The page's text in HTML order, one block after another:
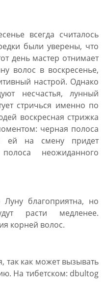
всегда считалось
были уверены, что
день мастер отнимает
волос в воскресенье,
настрой. Однако
несчастья, лунный
стричься именно по
воскресная стрижка
черная полоса
ей на смену придет
неожиданного
благоприятна, но
расти медленее.
корней волос.
так как может вызывать
На тибетском: dbultog